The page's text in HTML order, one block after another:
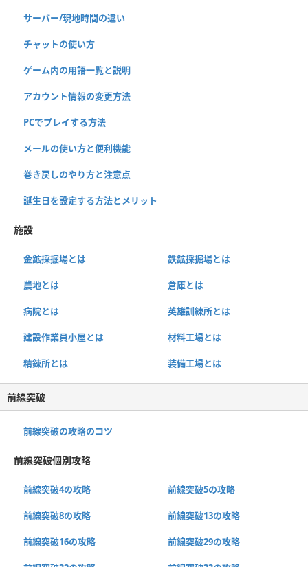
サーバー/現地時間の違い
チャットの使い方
ゲーム内の用語一覧と説明
アカウント情報の変更方法
PCでプレイする方法
メールの使い方と便利機能
巻き戻しのやり方と注意点
誕生日を設定する方法とメリット
施設
金鉱採掘場とは 鉄鉱採掘場とは
農地とは 倉庫とは
病院とは 英雄訓練所とは
建設作業員小屋とは 材料工場とは
精錬所とは 装備工場とは
前線突破
前線突破の攻略のコツ
前線突破個別攻略
前線突破4の攻略 前線突破5の攻略
前線突破8の攻略 前線突破13の攻略
前線突破16の攻略 前線突破29の攻略